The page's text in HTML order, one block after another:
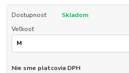
Dostupnosť
Skladom
Veľkosť
Nie sme platcovia DPH